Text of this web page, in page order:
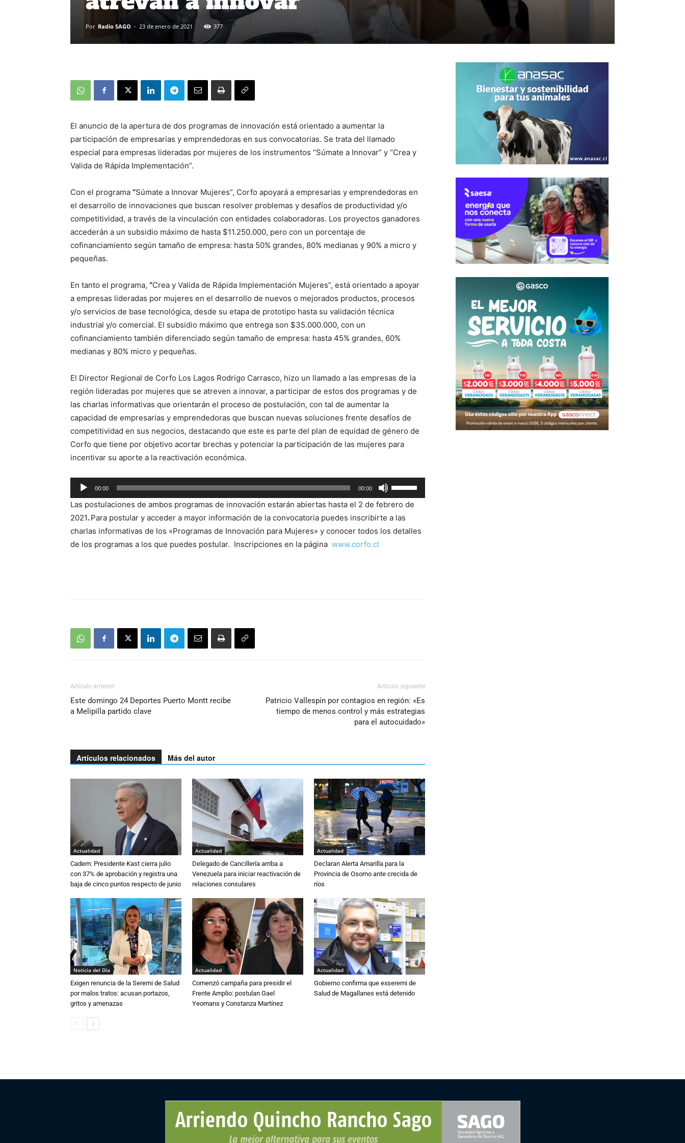
Por Radio SAGO - 23 de enero de 2021 377
El anuncio de la apertura de dos programas de innovación está orientado a aumentar la
participación de empresarias y emprendedoras en sus convocatorias. Se trata del llamado
especial para empresas lideradas por mujeres de los instrumentos “Súmate a Innovar” y “Crea y
Valida de Rápida Implementación”.
Con el programa “Súmate a Innovar Mujeres”, Corfo apoyará a empresarias y emprendedoras en
el desarrollo de innovaciones que buscan resolver problemas y desafíos de productividad y/o
competitividad, a través de la vinculación con entidades colaboradoras. Los proyectos ganadores
accederán a un subsidio máximo de hasta $11.250.000, pero con un porcentaje de
cofinanciamiento según tamaño de empresa: hasta 50% grandes, 80% medianas y 90% a micro y
pequeñas.
En tanto el programa, “Crea y Valida de Rápida Implementación Mujeres”, está orientado a apoyar
a empresas lideradas por mujeres en el desarrollo de nuevos o mejorados productos, procesos
y/o servicios de base tecnológica, desde su etapa de prototipo hasta su validación técnica
industrial y/o comercial. El subsidio máximo que entrega son $35.000.000, con un
cofinanciamiento también diferenciado según tamaño de empresa: hasta 45% grandes, 60%
medianas y 80% micro y pequeñas.
El Director Regional de Corfo Los Lagos Rodrigo Carrasco, hizo un llamado a las empresas de la
región lideradas por mujeres que se atreven a innovar, a participar de estos dos programas y de
las charlas informativas que orientarán el proceso de postulación, con tal de aumentar la
capacidad de empresarias y emprendedoras que buscan nuevas soluciones frente desafíos de
competitividad en sus negocios, destacando que este es parte del plan de equidad de género de
Corfo que tiene por objetivo acortar brechas y potenciar la participación de las mujeres para
incentivar su aporte a la reactivación económica.
Reproductor
de
audio
00:00 00:00
las
teclas
de
flecha
Las postulaciones de ambos programas de innovación estarán abiertas hasta el 2 de febrero de
2021.Para postular y acceder a mayor información de la convocatoria puedes inscribirte a las
charlas informativas de los «Programas de Innovación para Mujeres» y conocer todos los detalles
de los programas a los que puedes postular. Inscripciones en la página www.corfo.cl
Artículo anterior
Este domingo 24 Deportes Puerto Montt recibe
a Melipilla partido clave
Artículo siguiente
Patricio Vallespín por contagios en región: «Es
tiempo de menos control y más estrategias
para el autocuidado»
Artículos relacionados Más del autor
Actualidad
Cadem: Presidente Kast cierra julio
con 37% de aprobación y registra una
baja de cinco puntos respecto de junio
Actualidad
Delegado de Cancillería arriba a
Venezuela para iniciar reactivación de
relaciones consulares
Actualidad
Declaran Alerta Amarilla para la
Provincia de Osorno ante crecida de
ríos
Noticia del Día
Exigen renuncia de la Seremi de Salud
por malos tratos: acusan portazos,
gritos y amenazas
Actualidad
Comenzó campaña para presidir el
Frente Amplio: postulan Gael
Yeomans y Constanza Martínez
Actualidad
Gobierno confirma que exseremi de
Salud de Magallanes está detenido